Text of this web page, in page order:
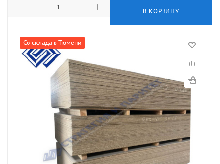
В КОРЗИНУ
Со склада в Тюмени